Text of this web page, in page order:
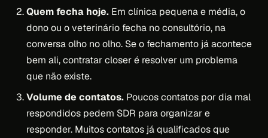
Quem fecha hoje. Em clínica pequena e média, o
dono ou o veterinário fecha no consultório, na
conversa olho no olho. Se o fechamento já acontece
bem ali, contratar closer é resolver um problema
que não existe.
Volume de contatos. Poucos contatos por dia mal
respondidos pedem SDR para organizar e
responder. Muitos contatos já qualificados que